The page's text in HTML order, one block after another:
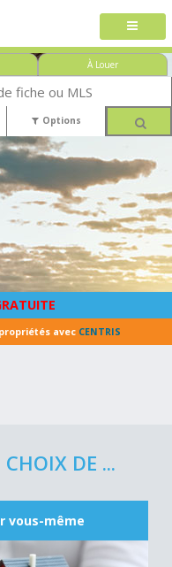
À Louer
Options
avec CENTRIS
DE ...
vous-même